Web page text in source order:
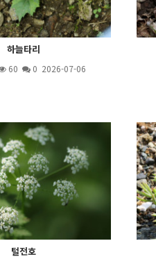
하늘타리
60 0 2026-07-06
털전호